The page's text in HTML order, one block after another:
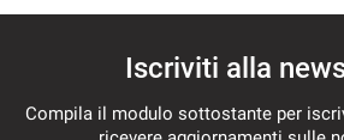
Iscriviti alla
Compila il modulo sottostante per